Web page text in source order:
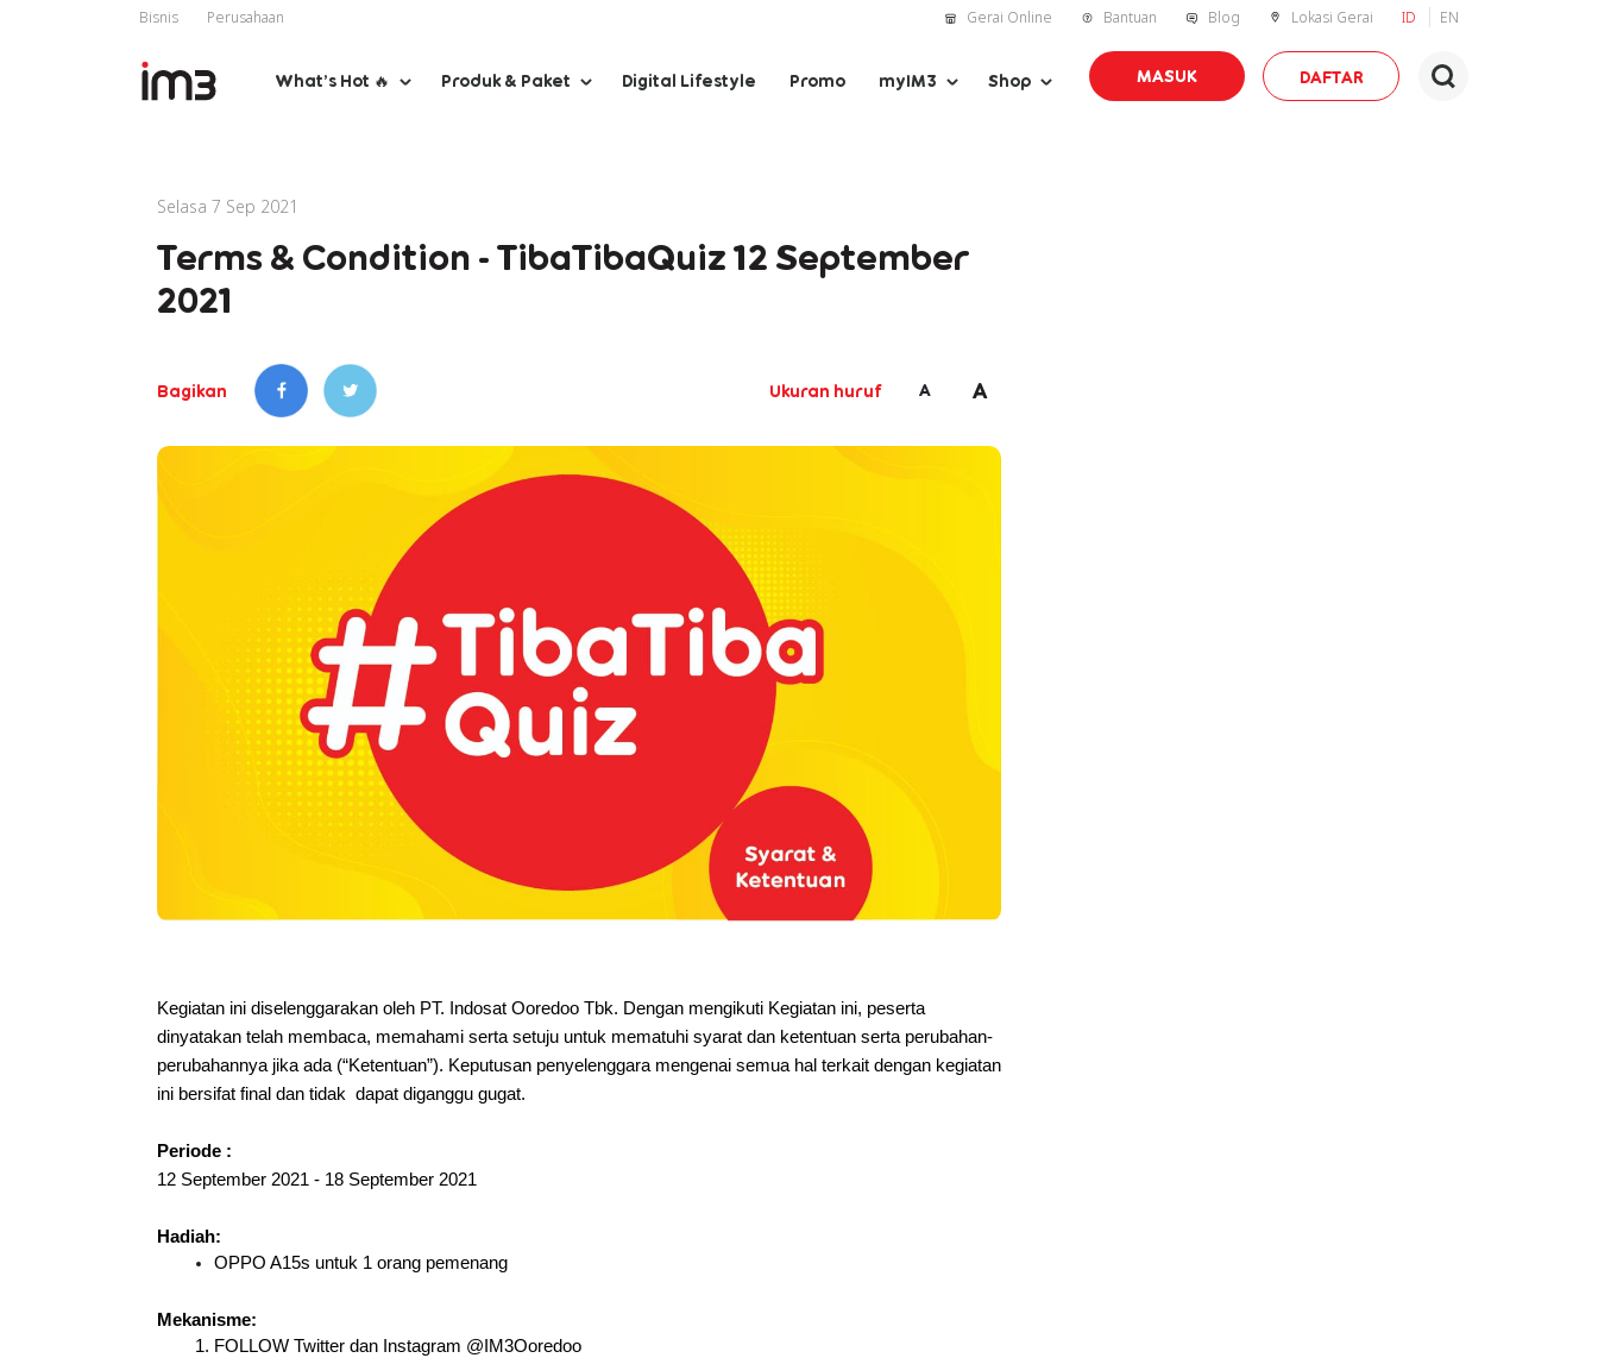
Bisnis Perusahaan Gerai Online Bantuan Blog Lokasi Gerai ID EN
What’s Hot 🔥 Produk & Paket Digital Lifestyle Promo myIM3 Shop MASUK DAFTAR
Selasa 7 Sep 2021
Terms & Condition - TibaTibaQuiz 12 September
2021
Bagikan Ukuran huruf A A
Kegiatan ini diselenggarakan oleh PT. Indosat Ooredoo Tbk. Dengan mengikuti Kegiatan ini, peserta
dinyatakan telah membaca, memahami serta setuju untuk mematuhi syarat dan ketentuan serta perubahan-
perubahannya jika ada (“Ketentuan”). Keputusan penyelenggara mengenai semua hal terkait dengan kegiatan
ini bersifat final dan tidak  dapat diganggu gugat.
Periode :
12 September 2021 - 18 September 2021
Hadiah:
OPPO A15s untuk 1 orang pemenang
Mekanisme:
FOLLOW Twitter dan Instagram @IM3Ooredoo